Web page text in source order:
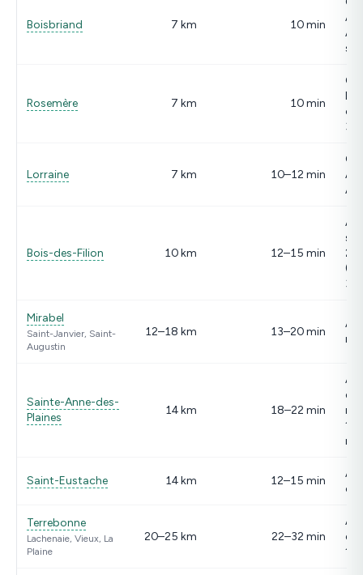
Boisbriand 7 km 10 min
A-
Rosemère 7 km 10 min
ou
Lorraine 7 km 10–12 min
A-
Bois-des-Filion 10 km 12–15 min
A-
28
Mirabel
Saint-Janvier, Saint-
Augustin
12–18 km 13–20 min
A-
Sainte-Anne-des-
Plaines
14 km 18–22 min
A-
158
Saint-Eustache 14 km 12–15 min
A-
Terrebonne
Lachenaie, Vieux, La
Plaine
20–25 km 22–32 min
A-
est